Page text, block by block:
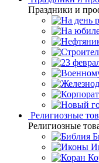
Праздники и
Религиозные
Религиозные